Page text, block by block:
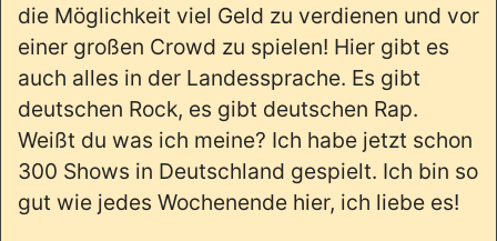
die Möglichkeit viel Geld zu verdienen und vor
einer großen Crowd zu spielen! Hier gibt es
auch alles in der Landessprache. Es gibt
deutschen Rock, es gibt deutschen Rap.
Weißt du was ich meine? Ich habe jetzt schon
300 Shows in Deutschland gespielt. Ich bin so
gut wie jedes Wochenende hier, ich liebe es!